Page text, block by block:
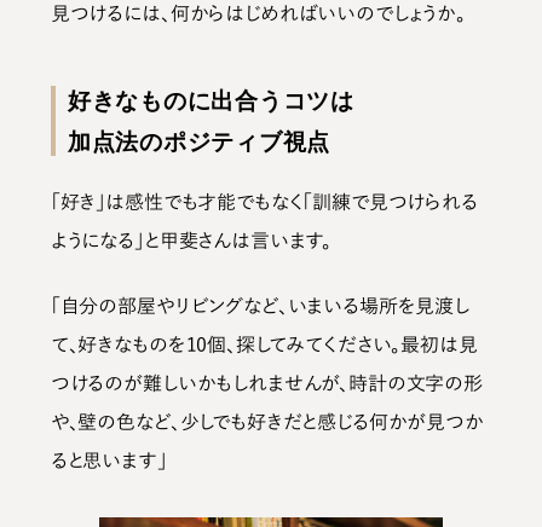
見つけるには、何からはじめればいいのでしょうか。
好きなものに出合うコツは
加点法のポジティブ視点
「好き」は感性でも才能でもなく「訓練で見つけられる
ようになる」と甲斐さんは言います。
「自分の部屋やリビングなど、いまいる場所を見渡し
て、好きなものを10個、探してみてください。最初は見
つけるのが難しいかもしれませんが、時計の文字の形
や、壁の色など、少しでも好きだと感じる何かが見つか
ると思います」